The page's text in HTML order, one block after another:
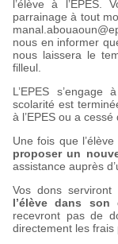
l’élève à l’EPES.
parrainage à tout
nous en informer
nous laissera le
filleul.
L’EPES
scolarité est
à l’EPES ou a
Une fois que
proposer un
assistance auprès
Vos dons serviront
l’élève dans son
recevront pas de
directement les frais